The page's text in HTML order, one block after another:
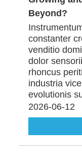
Beyond?
constanter
venditio
dolor
rhoncus
industria
evolutionis
2026-06-12